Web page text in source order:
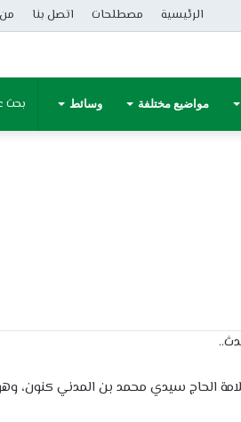
الرئيسية مصطلحات اتصل بنا
مواضيع مختلفة وسائط
الحاج سيدي محمد بن المدني كنون،